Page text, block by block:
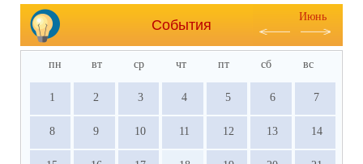
События
Июнь
пн вт ср чт пт сб вс
1 2 3 4 5 6 7
8 9 10 11 12 13 14